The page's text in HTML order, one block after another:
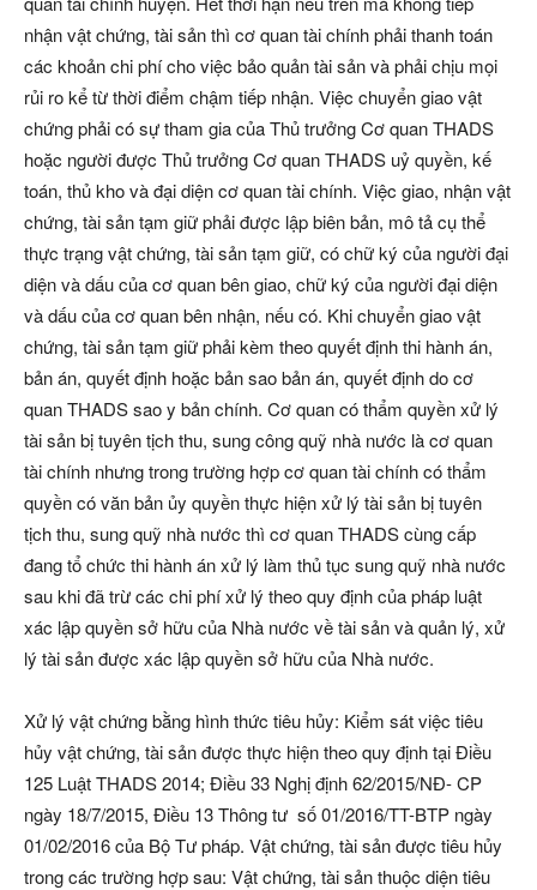
nhận vật chứng, tài sản thì cơ quan tài chính phải thanh toán
các khoản chi phí cho việc bảo quản tài sản và phải chịu mọi
rủi ro kể từ thời điểm chậm tiếp nhận. Việc chuyển giao vật
chứng phải có sự tham gia của Thủ trưởng Cơ quan THADS
hoặc người được Thủ trưởng Cơ quan THADS uỷ quyền, kế
toán, thủ kho và đại diện cơ quan tài chính. Việc giao, nhận vật
chứng, tài sản tạm giữ phải được lập biên bản, mô tả cụ thể
thực trạng vật chứng, tài sản tạm giữ, có chữ ký của người đại
diện và dấu của cơ quan bên giao, chữ ký của người đại diện
và dấu của cơ quan bên nhận, nếu có. Khi chuyển giao vật
chứng, tài sản tạm giữ phải kèm theo quyết định thi hành án,
bản án, quyết định hoặc bản sao bản án, quyết định do cơ
quan THADS sao y bản chính. Cơ quan có thẩm quyền xử lý
tài sản bị tuyên tịch thu, sung công quỹ nhà nước là cơ quan
tài chính nhưng trong trường hợp cơ quan tài chính có thẩm
quyền có văn bản ủy quyền thực hiện xử lý tài sản bị tuyên
tịch thu, sung quỹ nhà nước thì cơ quan THADS cùng cấp
đang tổ chức thi hành án xử lý làm thủ tục sung quỹ nhà nước
sau khi đã trừ các chi phí xử lý theo quy định của pháp luật
xác lập quyền sở hữu của Nhà nước về tài sản và quản lý, xử
lý tài sản được xác lập quyền sở hữu của Nhà nước.
Xử lý vật chứng bằng hình thức tiêu hủy: Kiểm sát việc tiêu
hủy vật chứng, tài sản được thực hiện theo quy định tại Điều
125 Luật THADS 2014; Điều 33 Nghị định 62/2015/NĐ- CP
ngày 18/7/2015, Điều 13 Thông tư số 01/2016/TT-BTP ngày
01/02/2016 của Bộ Tư pháp. Vật chứng, tài sản được tiêu hủy
trong các trường hợp sau: Vật chứng, tài sản thuộc diện tiêu